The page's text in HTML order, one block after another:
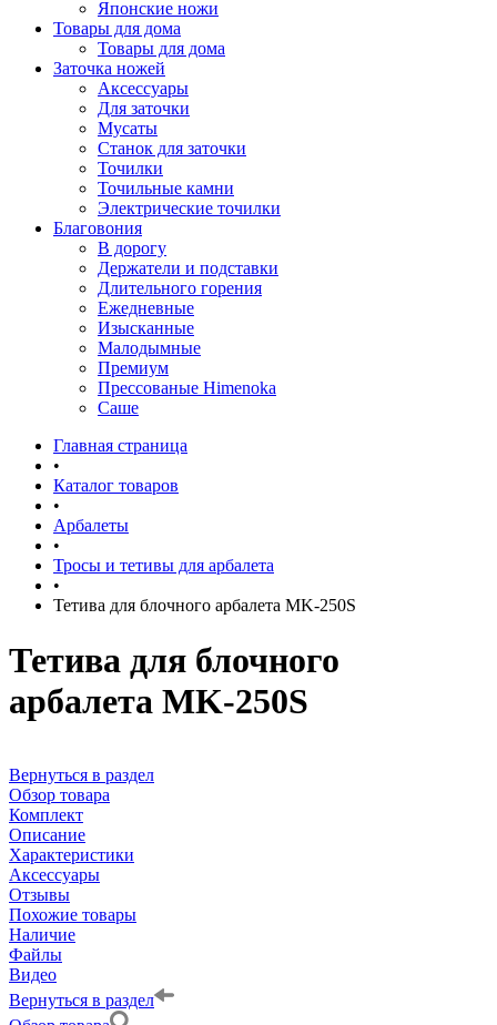
Японские ножи
Товары для дома
Товары для дома
Заточка ножей
Аксессуары
Для заточки
Мусаты
Станок для заточки
Точилки
Точильные камни
Электрические точилки
Благовония
В дорогу
Держатели и подставки
Длительного горения
Ежедневные
Изысканные
Малодымные
Премиум
Прессованые Himenoka
Саше
Главная страница
•
Каталог товаров
•
Арбалеты
•
Тросы и тетивы для арбалета
•
Тетива для блочного арбалета MK-250S
Тетива для блочного
арбалета MK-250S
Вернуться в раздел
Обзор товара
Комплект
Описание
Характеристики
Аксессуары
Отзывы
Похожие товары
Наличие
Файлы
Видео
Вернуться в раздел